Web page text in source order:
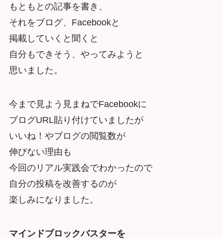
もともとの記事を書き、
それをブログ、Facebookと
掲載していくと聞くと
自分もできそう、やってみようと
思いました。
今まで見よう見まねでFacebookに
ブログURL貼り付けていましたが
いいね！やブログの閲覧数が
伸びない理由も
今回のリアル実践会でわかったので
自分の投稿を改善するのが
楽しみになりました。
マインドブロックバスターを